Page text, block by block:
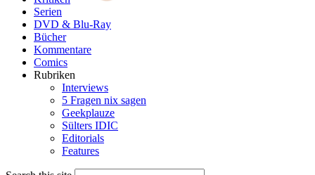
Serien
DVD & Blu-Ray
Bücher
Kommentare
Comics
Rubriken
Interviews
5 Fragen nix sagen
Geekplauze
Sülters IDIC
Editorials
Features